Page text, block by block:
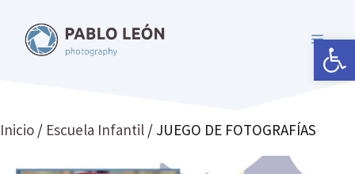
Abrir
contenido
MENÚ
Inicio / Escuela Infantil / JUEGO DE FOTOGRAFÍAS